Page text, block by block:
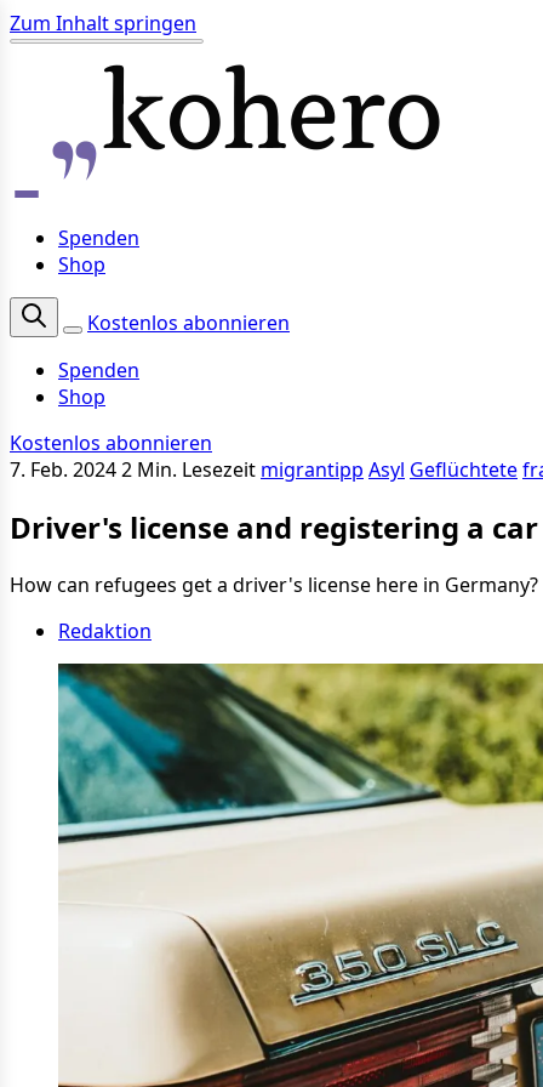
Zum Inhalt springen
Spenden
Shop
Kostenlos abonnieren
Spenden
Shop
Kostenlos abonnieren
7. Feb. 20242 Min. Lesezeit migrantipp Asyl Geflüchtete
Driver's license and registering a car
How can refugees get a driver's license here in
Redaktion